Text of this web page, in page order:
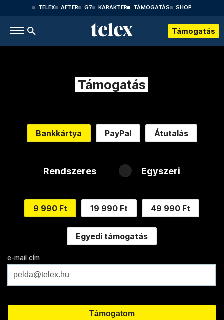
TELEX AFTER G7 KARAKTER TÁMOGATÁS SHOP
Támogatás
Támogatás
Bankkártya PayPal Átutalás
Rendszeres Egyszeri
9 990 Ft 19 990 Ft 49 990 Ft
Egyedi támogatás
e-mail cím